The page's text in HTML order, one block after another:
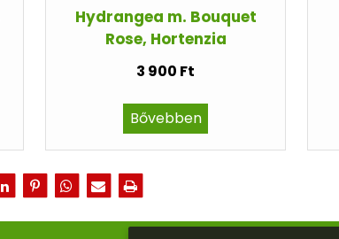
Hydrangea m. Bouquet
Rose, Hortenzia
3 900 Ft
Bővebben